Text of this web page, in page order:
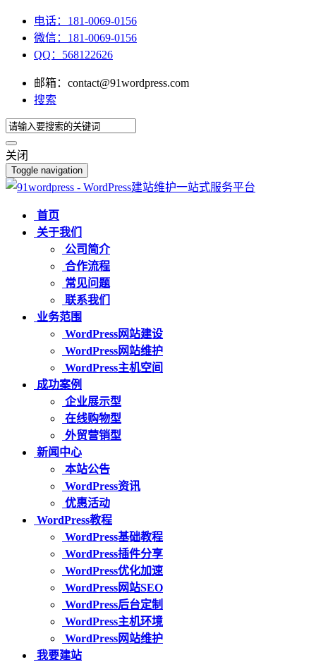
电话：181-0069-0156
微信：181-0069-0156
QQ：568122626
邮箱：contact@91wordpress.com
搜索
关闭
Toggle navigation
首页
关于我们
公司简介
合作流程
常见问题
联系我们
业务范围
WordPress网站建设
WordPress网站维护
WordPress主机空间
成功案例
企业展示型
在线购物型
外贸营销型
新闻中心
本站公告
WordPress资讯
优惠活动
WordPress教程
WordPress基础教程
WordPress插件分享
WordPress优化加速
WordPress网站SEO
WordPress后台定制
WordPress主机环境
WordPress网站维护
我要建站